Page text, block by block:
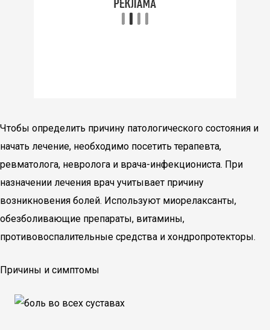
Чтобы определить причину патологического состояния и
начать лечение, необходимо посетить терапевта,
ревматолога, невролога и врача-инфекциониста. При
назначении лечения врач учитывает причину
возникновения болей. Используют миорелаксанты,
обезболивающие препараты, витамины,
противовоспалительные средства и хондропротекторы.
Причины и симптомы